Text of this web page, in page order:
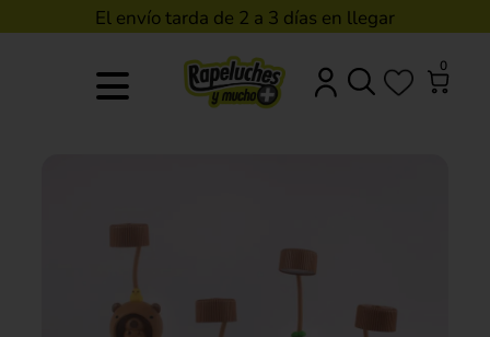
El envío tarda de 2 a 3 días en llegar
0